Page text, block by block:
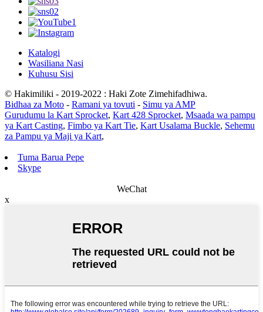
Katalogi
Wasiliana Nasi
Kuhusu Sisi
© Hakimiliki - 2019-2022 : Haki Zote Zimehifadhiwa.
Bidhaa za Moto - Ramani ya tovuti - Simu ya AMP
Gurudumu la Kart Sprocket, Kart 428 Sprocket, Msaada wa pampu
ya Kart Casting, Fimbo ya Kart Tie, Kart Usalama Buckle, Sehemu
za Pampu ya Maji ya Kart,
Tuma Barua Pepe
Skype
WeChat
x